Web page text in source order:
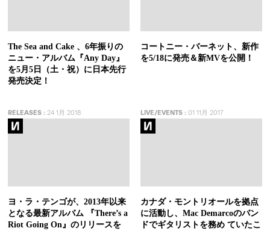
The Sea and Cake 、6年振りの
ニュー・アルバム『Any Day』
を5月5日（土・祝）に日本先行
発売決定！
コートニー・バーネット、新作
を5/18に発売＆新MVを公開！
RELEASES : 24 1月 2018
ヨ・ラ・テンゴが、2013年以来
となる最新アルバム 『There’s a
Riot Going On』のリリースを
LIVE/EVENTS:01 11月 2017
カナダ・モントリオールを拠点
に活動し、Mac Demarcoのバン
ドでギタリストを務め ていたこ